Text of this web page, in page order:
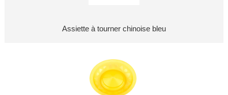
Assiette à tourner chinoise bleu